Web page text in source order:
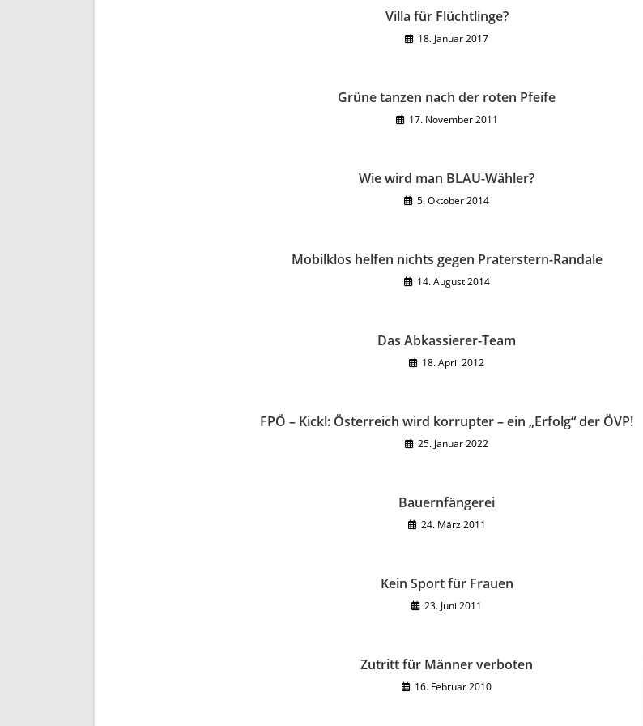
Villa für Flüchtlinge?
18. Januar 2017
Grüne tanzen nach der roten Pfeife
17. November 2011
Wie wird man BLAU-Wähler?
5. Oktober 2014
Mobilklos helfen nichts gegen Praterstern-Randale
14. August 2014
Das Abkassierer-Team
18. April 2012
FPÖ – Kickl: Österreich wird korrupter – ein „Erfolg“ der ÖVP!
25. Januar 2022
Bauernfängerei
24. März 2011
Kein Sport für Frauen
23. Juni 2011
Zutritt für Männer verboten
16. Februar 2010